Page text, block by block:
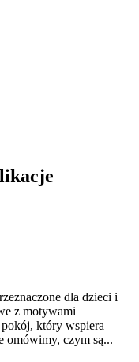
dla dzieci i
z motywami
który wspiera
omówimy, czym są...